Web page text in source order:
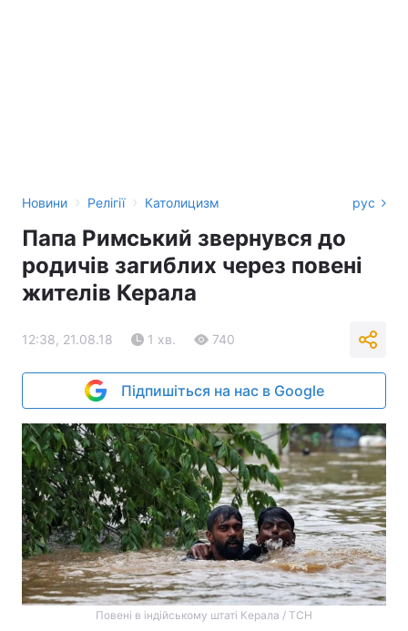
Новини › Релігії › Католицизм рус
Папа Римський звернувся до
родичів загиблих через повені
жителів Керала
12:38, 21.08.18 1 хв. 740
Підпишіться на нас в Google
Повені в індійському штаті Керала / ТСН